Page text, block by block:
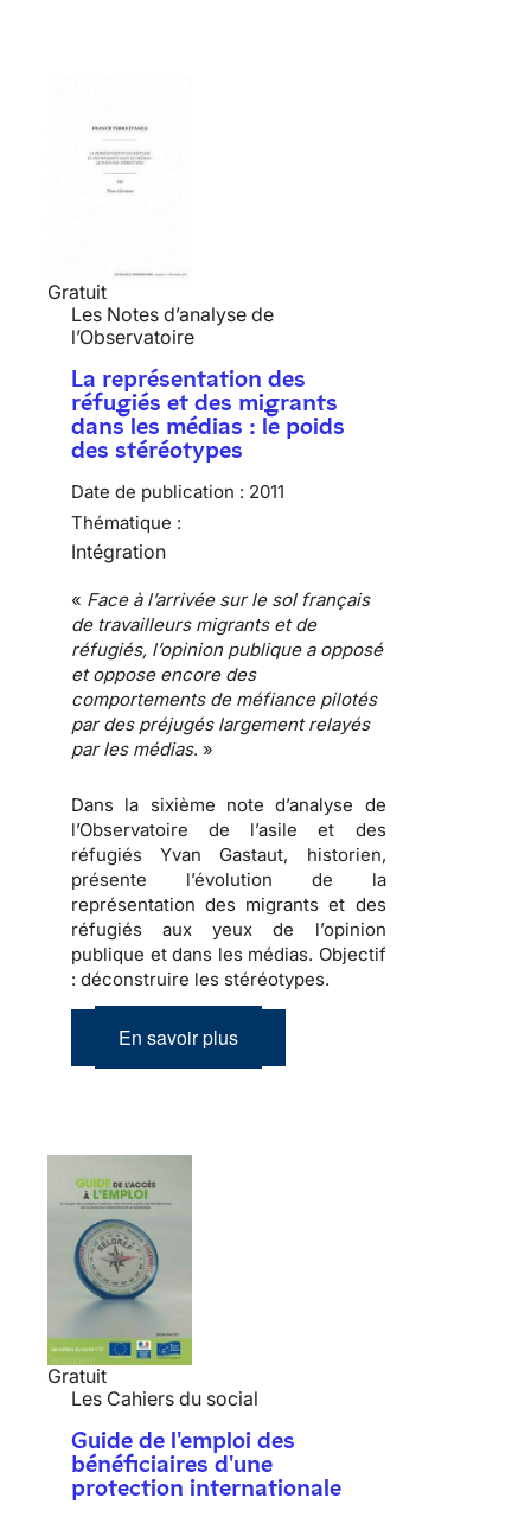
Gratuit
Les Notes d’analyse de
l’Observatoire
La représentation des
réfugiés et des migrants
dans les médias : le poids
des stéréotypes
Date de publication : 2011
Thématique :
Intégration
« Face à l’arrivée sur le sol français
de travailleurs migrants et de
réfugiés, l’opinion publique a opposé
et oppose encore des
comportements de méfiancepilotés
par des préjugéslargement relayés
par les médias. »
Dans la sixième note d’analyse de
l’Observatoire de l’asile et des
réfugiés Yvan Gastaut, historien,
présente l’évolution de la
représentation des migrants et des
réfugiés aux yeux de l’opinion
publique et dans les médias. Objectif
: déconstruire les stéréotypes.
En savoir plus
Gratuit
Les Cahiers du social
Guide de l'emploi des
bénéficiaires d'une
protection internationale